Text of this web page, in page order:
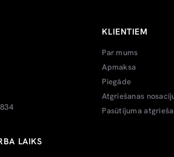
LAIKS
KLIENTIEM
Par mums
Apmaksa
Piegāde
Atgriešanas
Pasūtījuma